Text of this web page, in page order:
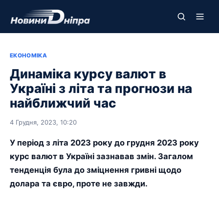
ЕКОНОМІКА
Динаміка курсу валют в
Україні з літа та прогнози на
найближчий час
4 Грудня, 2023, 10:20
У період з літа 2023 року до грудня 2023 року
курс валют в Україні зазнавав змін. Загалом
тенденція була до зміцнення гривні щодо
долара та євро, проте не завжди.